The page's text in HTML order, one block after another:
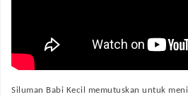
Siluman Babi Kecil memutuskan untuk